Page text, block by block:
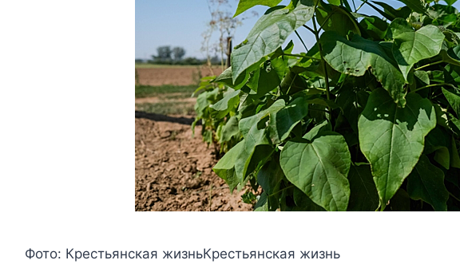
Фото: Крестьянская жизньКрестьянская жизнь